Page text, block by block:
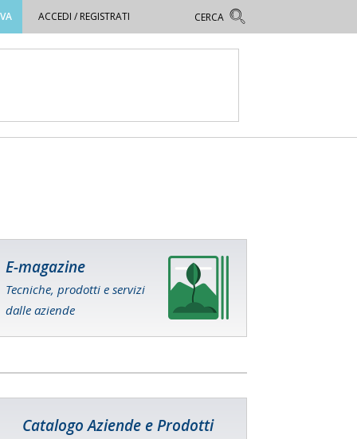
ACCEDI / REGISTRATI
E-magazine
Tecniche, prodotti e servizi
dalle aziende
Catalogo Aziende e Prodotti